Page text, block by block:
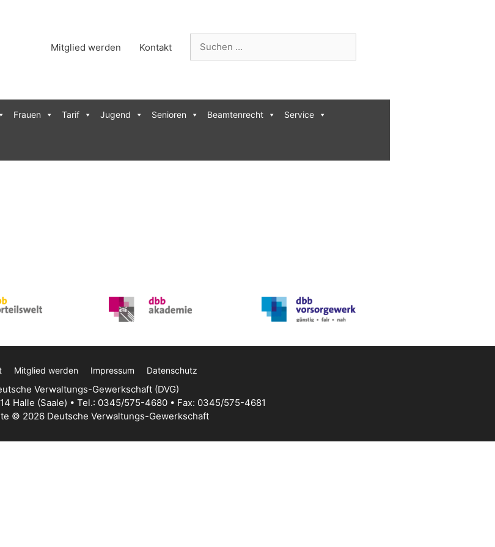
Mitglied werden
Kontakt
nach:
Frauen Tarif Jugend Senioren Beamtenrecht Service
Mitglied werden Impressum Datenschutz
Verwaltungs-Gewerkschaft (DVG)
Halle (Saale) • Tel.: 0345/575-4680 • Fax: 0345/575-4681
© 2026 Deutsche Verwaltungs-Gewerkschaft